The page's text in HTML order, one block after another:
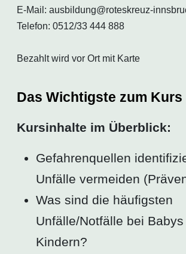
E-Mail: ausbildung@roteskreuz-
Telefon: 0512/33 444 888
Bezahlt wird vor Ort mit Karte
Das Wichtigste zum Kurs
Kursinhalte im Überblick:
Gefahrenquellen
Unfälle vermeiden
Was sind die häufigsten
Unfälle/Notfälle bei Babys
Kindern?